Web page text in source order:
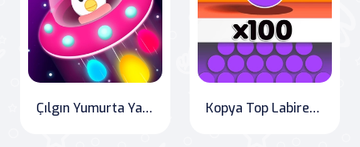
Çılgın Yumurta Yakalandıkça Kopya Top Labirenti 3D